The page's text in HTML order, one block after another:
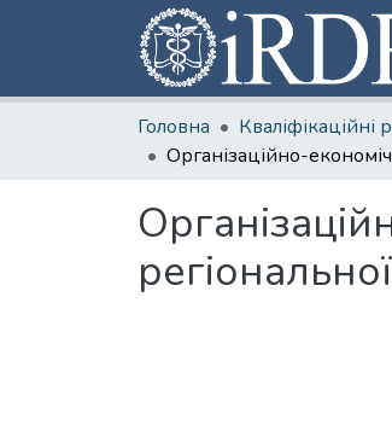
Головна Кваліфікаційні